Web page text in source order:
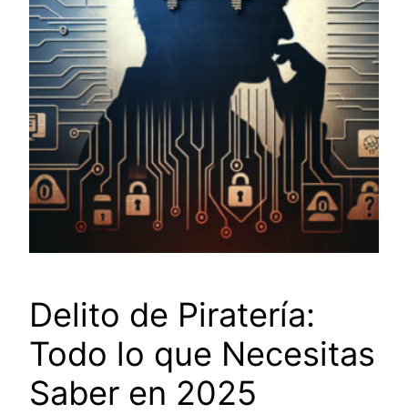
Delito de Piratería:
Todo lo que Necesitas
Saber en 2025